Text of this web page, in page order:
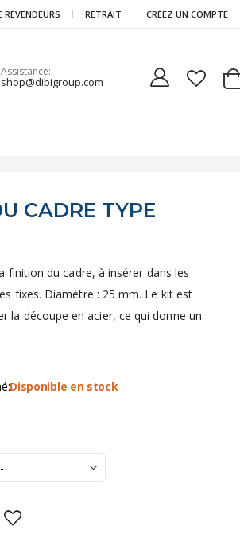
REVENDEURS RETRAIT CRÉEZ UN COMPTE
Assistance:
shop@dibigroup.com
CADRE TYPE
du cadre, à insérer dans les
fixes. Diamètre : 25 mm. Le kit est
la découpe en acier, ce qui donne un
Disponible en stock